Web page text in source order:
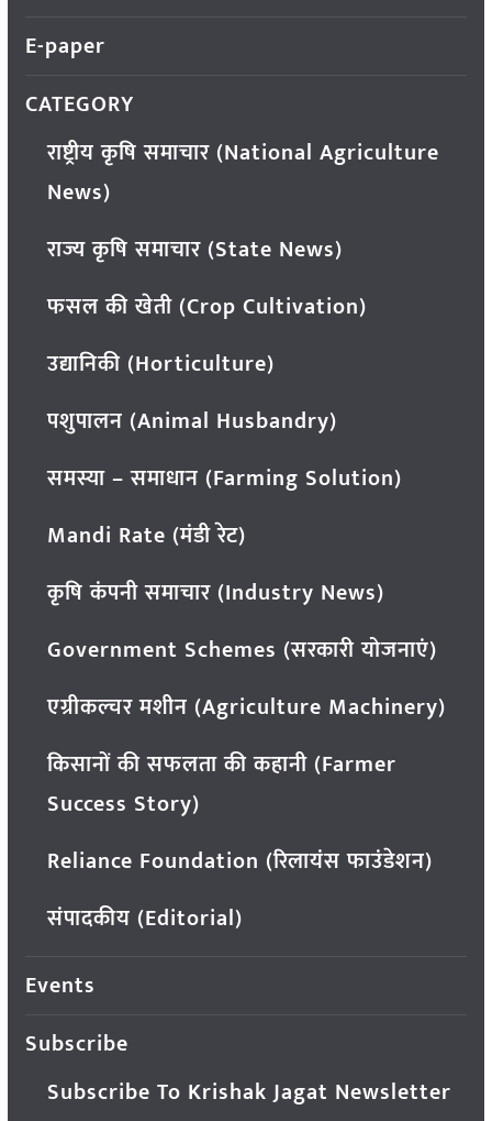
E-paper
CATEGORY
राष्ट्रीय कृषि समाचार (National Agriculture
News)
राज्य कृषि समाचार (State News)
फसल की खेती (Crop Cultivation)
उद्यानिकी (Horticulture)
पशुपालन (Animal Husbandry)
समस्या – समाधान (Farming Solution)
Mandi Rate (मंडी रेट)
कृषि कंपनी समाचार (Industry News)
Government Schemes (सरकारी योजनाएं)
एग्रीकल्चर मशीन (Agriculture Machinery)
किसानों की सफलता की कहानी (Farmer
Success Story)
Reliance Foundation (रिलायंस फाउंडेशन)
संपादकीय (Editorial)
Events
Subscribe
Subscribe To Krishak Jagat Newsletter